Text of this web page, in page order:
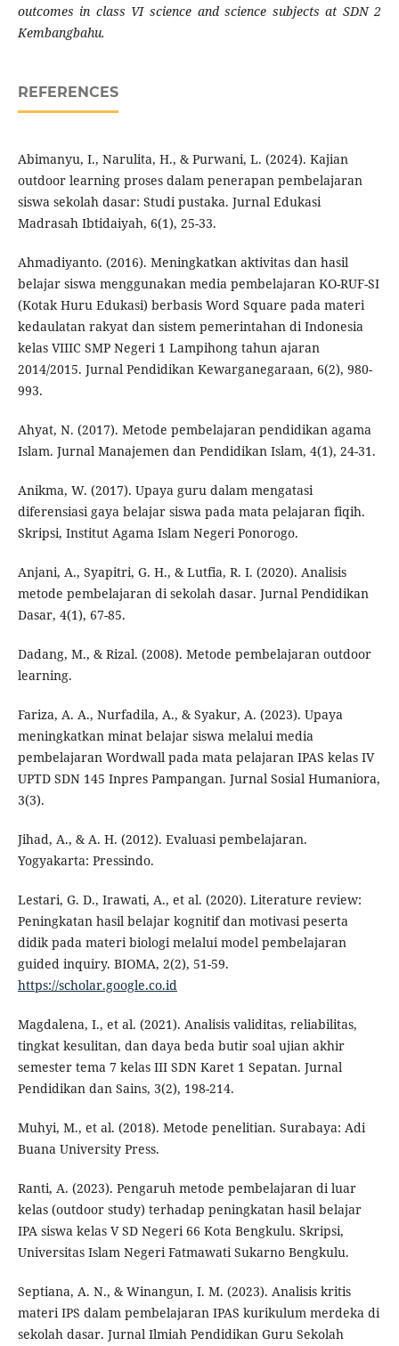
outcomes in class VI science and science subjects at SDN 2
Kembangbahu.
REFERENCES
Abimanyu, I., Narulita, H., & Purwani, L. (2024). Kajian
outdoor learning proses dalam penerapan pembelajaran
siswa sekolah dasar: Studi pustaka. Jurnal Edukasi
Madrasah Ibtidaiyah, 6(1), 25-33.
Ahmadiyanto. (2016). Meningkatkan aktivitas dan hasil
belajar siswa menggunakan media pembelajaran KO-RUF-SI
(Kotak Huru Edukasi) berbasis Word Square pada materi
kedaulatan rakyat dan sistem pemerintahan di Indonesia
kelas VIIIC SMP Negeri 1 Lampihong tahun ajaran
2014/2015. Jurnal Pendidikan Kewarganegaraan, 6(2), 980-
993.
Ahyat, N. (2017). Metode pembelajaran pendidikan agama
Islam. Jurnal Manajemen dan Pendidikan Islam, 4(1), 24-31.
Anikma, W. (2017). Upaya guru dalam mengatasi
diferensiasi gaya belajar siswa pada mata pelajaran fiqih.
Skripsi, Institut Agama Islam Negeri Ponorogo.
Anjani, A., Syapitri, G. H., & Lutfia, R. I. (2020). Analisis
metode pembelajaran di sekolah dasar. Jurnal Pendidikan
Dasar, 4(1), 67-85.
Dadang, M., & Rizal. (2008). Metode pembelajaran outdoor
learning.
Fariza, A. A., Nurfadila, A., & Syakur, A. (2023). Upaya
meningkatkan minat belajar siswa melalui media
pembelajaran Wordwall pada mata pelajaran IPAS kelas IV
UPTD SDN 145 Inpres Pampangan. Jurnal Sosial Humaniora,
3(3).
Jihad, A., & A. H. (2012). Evaluasi pembelajaran.
Yogyakarta: Pressindo.
Lestari, G. D., Irawati, A., et al. (2020). Literature review:
Peningkatan hasil belajar kognitif dan motivasi peserta
didik pada materi biologi melalui model pembelajaran
guided inquiry. BIOMA, 2(2), 51-59.
https://scholar.google.co.id
Magdalena, I., et al. (2021). Analisis validitas, reliabilitas,
tingkat kesulitan, dan daya beda butir soal ujian akhir
semester tema 7 kelas III SDN Karet 1 Sepatan. Jurnal
Pendidikan dan Sains, 3(2), 198-214.
Muhyi, M., et al. (2018). Metode penelitian. Surabaya: Adi
Buana University Press.
Ranti, A. (2023). Pengaruh metode pembelajaran di luar
kelas (outdoor study) terhadap peningkatan hasil belajar
IPA siswa kelas V SD Negeri 66 Kota Bengkulu. Skripsi,
Universitas Islam Negeri Fatmawati Sukarno Bengkulu.
Septiana, A. N., & Winangun, I. M. (2023). Analisis kritis
materi IPS dalam pembelajaran IPAS kurikulum merdeka di
sekolah dasar. Jurnal Ilmiah Pendidikan Guru Sekolah